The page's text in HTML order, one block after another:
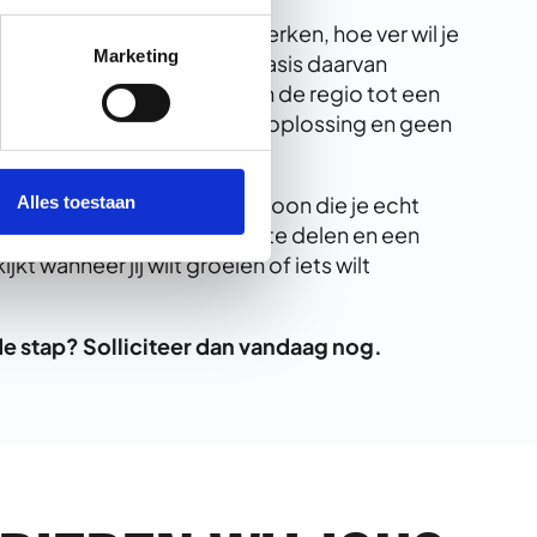
Marketing
Alles toestaan
hoeveel uur wil je werken, hoe ver wil je
past bij jou? Op basis daarvan
projecten in Amersfoort en de regio tot een
leven. Geen standaardoplossing en geen
een vaste contactpersoon die je echt
om ervaringen mee te delen en een
wanneer jij wilt groeien of iets wilt
stap? Solliciteer dan vandaag nog.